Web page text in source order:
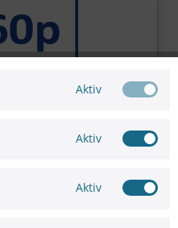
Kabel mit Ethernet,...
Aktiv
Aktiv
Aktiv